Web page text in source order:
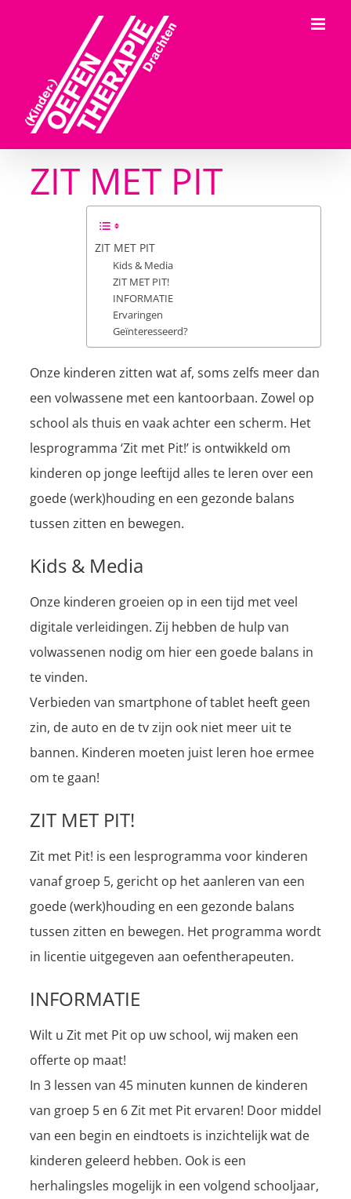
ZIT MET PIT
ZIT MET PIT
Kids & Media
ZIT MET PIT!
INFORMATIE
Ervaringen
Geïnteresseerd?
Onze kinderen zitten wat af, soms zelfs meer dan
een volwassene met een kantoorbaan. Zowel op
school als thuis en vaak achter een scherm. Het
lesprogramma ‘Zit met Pit!’ is ontwikkeld om
kinderen op jonge leeftijd alles te leren over een
goede (werk)houding en een gezonde balans
tussen zitten en bewegen.
Kids & Media
Onze kinderen groeien op in een tijd met veel
digitale verleidingen. Zij hebben de hulp van
volwassenen nodig om hier een goede balans in
te vinden.
Verbieden van smartphone of tablet heeft geen
zin, de auto en de tv zijn ook niet meer uit te
bannen. Kinderen moeten juist leren hoe ermee
om te gaan!
ZIT MET PIT!
Zit met Pit! is een lesprogramma voor kinderen
vanaf groep 5, gericht op het aanleren van een
goede (werk)houding en een gezonde balans
tussen zitten en bewegen. Het programma wordt
in licentie uitgegeven aan oefentherapeuten.
INFORMATIE
Wilt u Zit met Pit op uw school, wij maken een
offerte op maat!
In 3 lessen van 45 minuten kunnen de kinderen
van groep 5 en 6 Zit met Pit ervaren! Door middel
van een begin en eindtoets is inzichtelijk wat de
kinderen geleerd hebben. Ook is een
herhalingsles mogelijk in een volgend schooljaar,